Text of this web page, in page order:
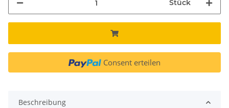
Stück
Consent erteilen
Beschreibung